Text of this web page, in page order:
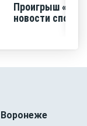
Проигрыш
новости
Воронеже